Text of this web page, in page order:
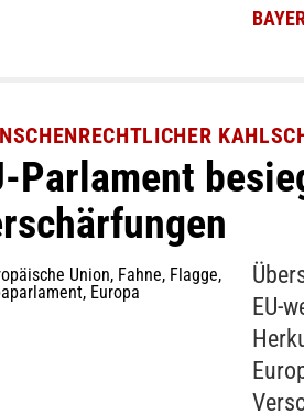
Parlament
EU-